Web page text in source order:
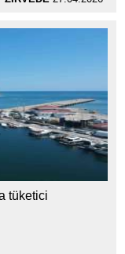
tüketici